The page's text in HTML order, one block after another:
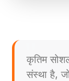
कृतिम
संस्था है,